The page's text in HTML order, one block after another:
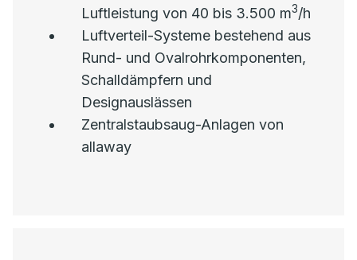
Luftleistung von 40 bis 3.500 m3/h
Luftverteil-Systeme bestehend aus
Rund- und Ovalrohrkomponenten,
Schalldämpfern und
Designauslässen
Zentralstaubsaug-Anlagen von
allaway